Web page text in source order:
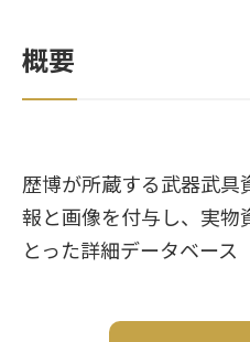
概要
歴博が所蔵する武器武
報と画像を付与し、実物
とった詳細データベース